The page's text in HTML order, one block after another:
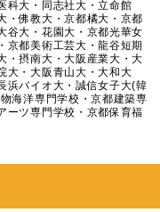
科大・同志社大・立命館
・佛教大・京都橘大・京都
谷大・花園大・京都光華女
京都美術工芸大・龍谷短期
・摂南大・大阪産業大・大
大・大阪青山大・大和大
浜バイオ大・誠信女子大(韓
海洋専門学校・京都建築専
ーツ専門学校・京都保育福